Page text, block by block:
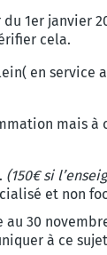
1er janvier
cela.
en service
mais à
(150€ si
et non
30
à ce